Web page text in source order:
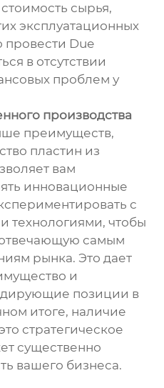
сырья,
эксплуатационных
провести Due
в отсутствии
проблем у
производства
преимуществ,
пластин из
вам
инновационные
с
технологиями, чтобы
самым
рынка. Это дает
и
позиции в
итоге, наличие
стратегическое
существенно
вашего бизнеса.